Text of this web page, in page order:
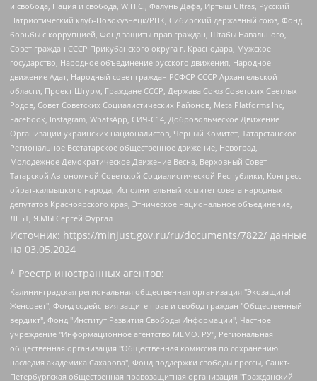
и свобода, Нация и свобода, W.H.С., Фалунь Дафа, Иртыш Ultras, Русский
Патриотический клуб-Новокузнецк/РПК, Сибирский державный союз, Фонд
борьбы с коррупцией, Фонд защиты прав граждан, Штабы Навального,
Совет граждан СССР Прикубанского округа г. Краснодара, Мужское
государство, Народное объединение русского движения, Народное
движение Адат, Народный совет граждан РСФСР СССР Архангельской
области, Проект Штурм, Граждане СССР, Держава Союз Советских Светлых
Родов, Совет Советских Социалистических Районов, Meta Platforms Inc,
Facebook, Instagram, WhatsApp, СИЧ-С14, Добровольческое Движение
Организации украинских националистов, Черный Комитет, Татарстанское
Региональное Всетатарское общественное движение, Невоград,
Молодежное Демократическое Движение Весна, Верховный Совет
Татарской Автономной Советской Социалистической Республики, Конгресс
ойрат-калмыцкого народа, Исполнительный комитет совета народных
депутатов Красноярского края, Этническое национальное объединение,
ЛГБТ, Я.МЫ Сергей Фургал
Источник: https://minjust.gov.ru/ru/documents/7822/ данные
на 03.05.2024
* Реестр иностранных агентов:
Калининградская региональная общественная организация "Экозащита!-Женсовет", Фонд содействия защите прав и свобод граждан "Общественный вердикт", Фонд "Институт Развития Свободы Информации", Частное учреждение "Информационное агентство МЕМО. РУ", Региональная общественная организация "Общественная комиссия по сохранению наследия академика Сахарова", Фонд поддержки свободы прессы, Санкт-Петербургская общественная правозащитная организация "Гражданский контроль", Межрегиональная общественная организация "Информационно-просветительский центр "Мемориал", Региональный Фонд "Центр Защиты Прав Средств Массовой Информации", с 05.12.2023 Фонд "Центр Защиты Прав Средств массовой информации", Региональная общественная благотворительная организация помощи беженцам и мигрантам "Гражданское содействие", Негосударственное образовательное учреждение дополнительного профессионального образования (повышение квалификации) специалистов "АКАДЕМИЯ ПО ПРАВАМ ЧЕЛОВЕКА", Свердловская региональная общественная организация "Сутяжник", Автономная некоммерческая организация "Центр независимых социологических исследований", Союз общественных объединений "Российский исследовательский центр по правам человека", Региональное общественное учреждение научно-информационный центр "МЕМОРИАЛ", Некоммерческая организация "Фонд защиты гласности", Автономная некоммерческая организация "Институт прав человека", Городская общественная организация "Екатеринбургское общество "МЕМОРИАЛ", Городская общественная организация "Рязанское историко-просветительское и правозащитное общество "Мемориал" (Рязанский Мемориал), Челябинский региональный орган общественной самодеятельности – женское общественное объединение "Женщины Евразии", Челябинский региональный орган общественной самодеятельности "Уральская правозащитная группа", Фонд содействия защите здоровья и социальной справедливости имени Андрея Рылькова, Автономная Некоммерческая Организация "Аналитический Центр Юрия Левады", Автономная некоммерческая организация социальной поддержки населения "Проект Апрель", Региональная общественная организация помощи женщинам и детям, находящимся в кризисной ситуации "Информационно-методический центр "Анна", Фонд содействия развитию массовых коммуникаций и правовому просвещению "Так-так-Так", Фонд содействия устойчивому развитию "Серебряная тайга", Свердловский региональный общественный фонд социальных проектов "Новое время", "Idel.Реалии", Кавказ.Реалии, Крым.Реалии, Телеканал Настоящее Время, Татаро-башкирская служба Радио Свобода (Azatliq Radiosi), Радио Свободная Европа/Радио Свобода (PCE/PC), "Сибирь.Реалии", "Фактограф", Благотворительный фонд помощи осужденным и их семьям, Автономная некоммерческая организация "Институт глобализации и социальных движений", Фонд "В защиту прав заключенных", Частное учреждение "Центр поддержки и содействия развитию средств массовой информации", Пензенский региональный общественный благотворительный фонд "Гражданский союз", "Север.Реалии", Некоммерческая организация Фонд "Правовая инициатива", Общество с ограниченной ответственностью "Радио Свободная Европа/Радио Свобода", Чешское информационное агентство "MEDIUM-ORIENT", Красноярская региональная общественная организация "Мы против СПИДа", Камалягин Денис Николаевич, Маркелов Сергей Евгеньевич, Пономарев Лев Александрович, Савицкая Людмила Алексеевна, Автономная некоммерческая организация "Центр по работе с проблемой насилия "НАСИЛИЮ.НЕТ", Межрегиональный профессиональный союз работников здравоохранения "Альянс врачей", Юридическое лицо, зарегистрированное в Латвийской Республике, SIA "Medusa Project" (регистрационный номер 40103797863, дата регистрации 10.06.2014), Некоммерческая организация "Фонд по борьбе с коррупцией", Автономная некоммерческая организация "Институт права и публичной политики", Баданин Роман Сергеевич, Гликин Максим Александрович, Железнова Мария Михайловна, Лукьянова Юлия Сергеевна, Маетная Елизавета Витальевна, Маняхин Петр Борисович, Чуракова Ольга Владимировна, Ярош Юлия Петровна, Юридическое лицо "The Insider SIA", зарегистрированное в Риге, Латвийская Республика (дата регистрации 26.06.2015), являющееся администратором доменного имени интернет-издания "The Insider SIA", https://theins.ru, Постернак Алексей Евгеньевич, Рубин Михаил Аркадьевич, Анин Роман Александрович, Юридическое лицо Istories fonds, зарегистрированное в Латвийской Республике (регистрационный номер 50008295751, дата регистрации 24.02.2020), Великовский Дмитрий Александрович, Долинина Ирина Николаевна, Мароховская Алеся Алексеевна, Шлейнов Роман Юрьевич, Шмагун Олеся Валентиновна, Общество с ограниченной ответственностью "Альтаир 2021", Общество с ограниченной ответственностью "Вега 2021", Общество с ограниченной ответственностью "Главный редактор 2021", Общество с ограниченной ответственностью "Ромашки монолит", Важенков Артем Валерьевич, Ивановская областная общественная организация "Центр гендерных исследований", Гурман Юрий Альбертович, Медиапроект "ОВД-Инфо", Егоров Владимир Владимирович, Жилинский Владимир Александрович, Общество с ограниченной ответственностью "ЗП", Иванова София Юрьевна, Карезина Инна Павловна, Кильтау Екатерина Викторовна, Петров Алексей Викторович, Пискунов Сергей Евгеньевич, Смирнов Сергей Сергеевич, Тихонов Михаил Сергеевич, Общество с ограниченной ответственностью "ЖУРНАЛИСТ-ИНОСТРАННЫЙ АГЕНТ", Арапова Галина Юрьевна, Вольтская Татьяна Анатольевна, Американская компания "Mason G.E.S. Anonymous Foundation" (США), являющаяся владельцем интернет-издания https://mnews.world/, Компания "Stichting Bellingcat", зарегистрированная в Нидерландах (дата регистрации 11.07.2018), Захаров Андрей Вячеславович, Клепиковская Екатерина Дмитриевна, Общество с ограниченной ответственностью "МЕМО", Перл Роман Александрович, Симонов Евгений Алексеевич, Соловьева Елена Анатольевна, Сотников Даниил Владимирович, Сурначева Елизавета Дмитриевна, Автономная некоммерческая организация по защите прав человека и информированию населения "Якутия – Наше Мнение", Общество с ограниченной ответственностью "Москоу диджитал медиа", с 26.01.2023 Общество с ограниченной ответственностью "Чайка Белые сады", Ветошкина Валерия Валерьевна, Заговора Максим Александрович, Межрегиональное общественное движение "Российская ЛГБТ - сеть", Оленичев Максим Владимирович, Павлов Иван Юрьевич, Скворцова Елена Сергеевна, Общество с ограниченной ответственностью "Как бы инагент", Кочетков Игорь Викторович, Общество с ограниченной ответственностью "Честные выборы", Еланчик Олег Александрович, Общество с ограниченной ответственностью "Нобелевский призыв", Гималова Регина Эмилевна, Григорьев Андрей Валерьевич, Григорьева Алина Александровна, Ассоциация по содействию защите прав призывников, альтернативнослужащих и военнослужащих "Правозащитная группа "Гражданин.Армия.Право", Хисамова Регина Фаритовна, Автономная некоммерческая организация по реализации социально-правовых программ "Лилит", Дальневосточное общественное движение "Маяк", Санкт-Петербургская ЛГБТ-инициативная группа "Выход", Инициативная группа ЛГБТ+ "Реверс", Алексеев Андрей Викторович, Бекбулатова Таисия Львовна, Беляев Иван Михайлович, Владыкина Елена Сергеевна, Гельман Марат Александрович, Никульшина Вероника Юрьевна, Толоконникова Надежда Андреевна, Шендерович Виктор Анатольевич, Общество с ограниченной ответственностью "Данное сообщение", Общество с ограниченной ответственностью Издательский дом "Новая глава", Айнбиндер Александра Александровна, Московский комьюнити-центр для ЛГБТ+инициатив, Благотворительный фонд развития филантропии, Deutsche Welle (Германия, Kurt-Schumacher-Strasse 3, 53113 Bonn), Борзунова Мария Михайловна, Воробьев Виктор Викторович, Голубева Анна Львовна, Константинова Алла Михайловна, Малкова Ирина Владимировна, Мурадов Мурад Абдулгалимович, Осетинская Елизавета Николаевна, Понасенков Евгений Николаевич, Ганапольский Матвей Юрьевич, Киселев Евгений Алексеевич, Борухович Ирина Григорьевна, Дремин Иван Тимофеевич, Дубровский Дмитрий Викторович, Красноярская региональная общественная организация поддержки и развития альтернативных образовательных технологий и межкультурных коммуникаций "ИНТЕРРА", Маяковская Екатерина Алексеевна, Фейгин Марк Захарович, Филимонов Андрей Викторович, Дзугкоева Регина Николаевна, Доброхотов Роман Александрович, Дудь Юрий Александрович, Елкин Сергей Владимирович, Кругликов Кирилл Игоревич, Сабунаева Мария Леонидовна, Семенов Алексей Владимирович, Шаинян Карен Багратович, Шульман Екатерина Михайловна, Асафьев Артур Валерьевич, Вахштайн Виктор Семенович, Венедиктов Алексей Алексеевич, Лушникова Екатерина Евгеньевна, Волков Леонид Михайлович, Невзоров Александр Глебович, Пархоменко Сергей Борисович, Сироткин Ярослав Николаевич, Кара-Мурза Владимир Владимирович, Баранова Наталья Владимировна, Гозман Леонид Яковлевич, Кагарлицкий Борис Юльевич, Климарев Михаил Валерьевич, Милов Владимир Станиславович, Автономная некоммерческая организация Краснодарский центр современного искусства "Типография", Моргенштерн Алишер Тагирович, Соболь Любовь Эдуардовна, Общество с ограниченной ответственностью "ЛИЗА НОРМ", Каспаров Гарри Кимович, Ходорковский Михаил Борисович, Общество с ограниченной ответственностью "Апрельские тезисы", Данилович Ирина Брониславовна, Кашин Олег Владимирович, Петров Николай Владимирович, Пивоваров Алексей Владимирович, Соколов Михаил Владимирович, Цветкова Юлия Владимировна, Чичваркин Евгений Александрович, Комитет против пыток/Команда против пыток, Общество с ограниченной ответственностью "Первый научный", Общество с ограниченной ответственностью "Вертолет и ко", Белоцерковская Вероника Борисовна, Кац Максим Евгеньевич, Лазарева Татьяна Юрьевна, Шаведдинов Руслан Табризович, Яшин Илья Валерьевич, Общество с ограниченной ответственностью "Иноагент ААВ", Алешковский Дмитрий Петрович, Альбац Евгения Марковна, Быков Дмитрий Львович, Галямина Юлия Евгеньевна, Лойко Сергей Леонидович, Мартынов Кирилл Константинович, Медведев Сергей Александрович, Крашенинников Федор Геннадиевич, Гордеева Катерина Вл